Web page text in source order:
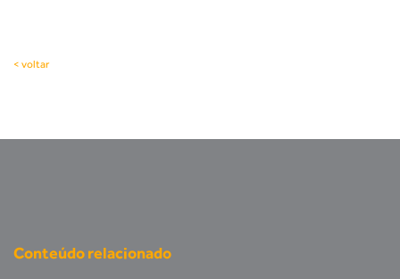
< voltar
Conteúdo relacionado